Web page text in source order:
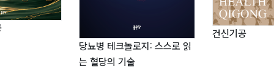
당뇨병 테크놀로지: 스스로 읽
는 혈당의 기술
건신기공